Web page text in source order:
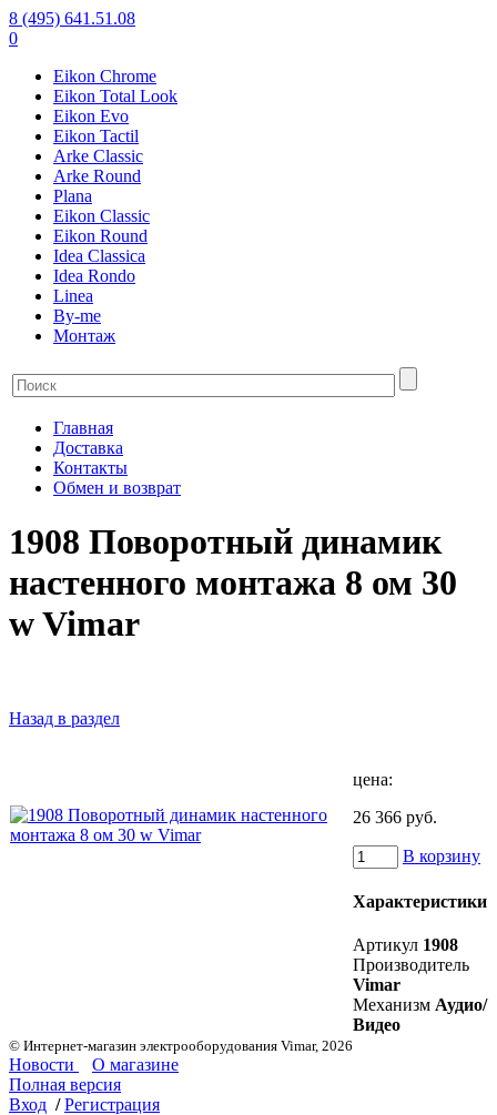
8 (495) 641.51.08
0
Eikon Chrome
Eikon Total Look
Eikon Evo
Eikon Tactil
Arke Classic
Arke Round
Plana
Eikon Classic
Eikon Round
Idea Classica
Idea Rondo
Linea
By-me
Монтаж
Главная
Доставка
Контакты
Обмен и возврат
1908 Поворотный динамик
настенного монтажа 8 ом 30
w Vimar
Назад в раздел
цена:
26 366 руб.
В корзину
Характеристики
Артикул 1908
Производитель
Vimar
Механизм Аудио/
Видео
© Интернет-магазин электрооборудования Vimar, 2026
Новости
О магазине
Полная версия
Вход / Регистрация